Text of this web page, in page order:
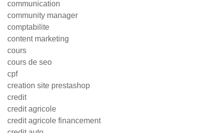
communication
community manager
comptabilite
content marketing
cours
cours de seo
cpf
creation site prestashop
credit
credit agricole
credit agricole financement